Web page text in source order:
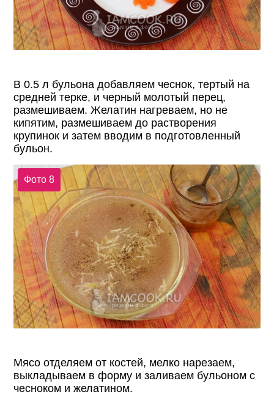
В 0.5 л бульона добавляем чеснок, тертый на
средней терке, и черный молотый перец,
размешиваем. Желатин нагреваем, но не
кипятим, размешиваем до растворения
крупинок и затем вводим в подготовленный
бульон.
Фото 8
Мясо отделяем от костей, мелко нарезаем,
выкладываем в форму и заливаем бульоном с
чесноком и желатином.